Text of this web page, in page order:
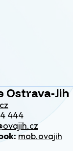
Ostrava-Jih
444
mob.ovajih